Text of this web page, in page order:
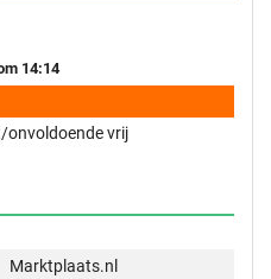
14:14
onvoldoende vrij
Marktplaats.nl